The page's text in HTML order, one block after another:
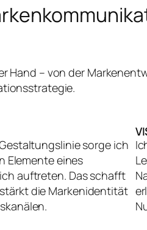
Hand – von der
sorge ich
Elemente eines
auftreten. Das schafft
die Markenidentität